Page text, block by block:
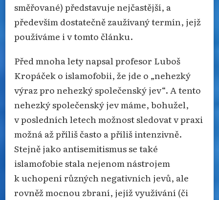
směřované) představuje nejčastější, a
především dostatečně zaužívaný termín, jejž
používáme i v tomto článku.
Před mnoha lety napsal profesor Luboš
Kropáček o islamofobii, že jde o „nehezký
výraz pro nehezký společenský jev“. A tento
nehezký společenský jev máme, bohužel,
v posledních letech možnost sledovat v praxi
možná až příliš často a příliš intenzivně.
Stejně jako antisemitismus se také
islamofobie stala nejenom nástrojem
k uchopení různých negativních jevů, ale
rovněž mocnou zbraní, jejíž využívání (či